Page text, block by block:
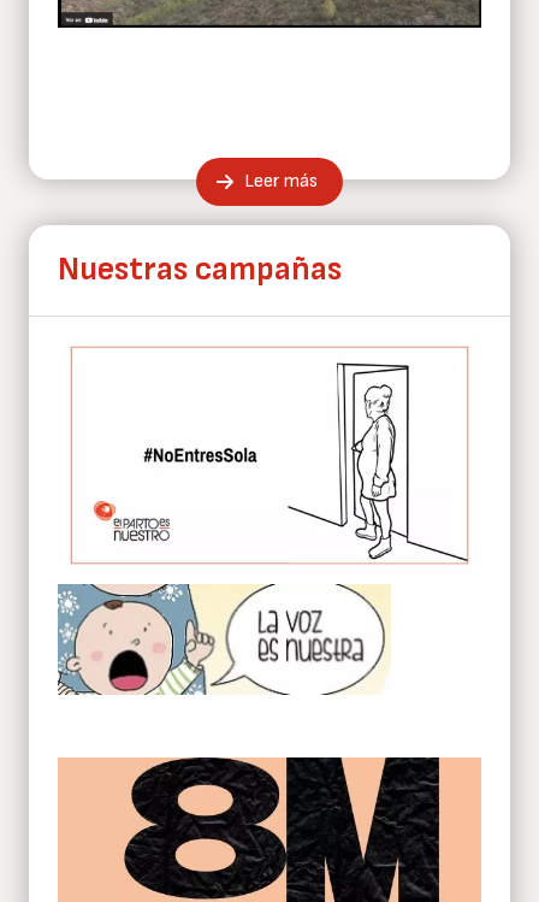
Leer más
Nuestras campañas